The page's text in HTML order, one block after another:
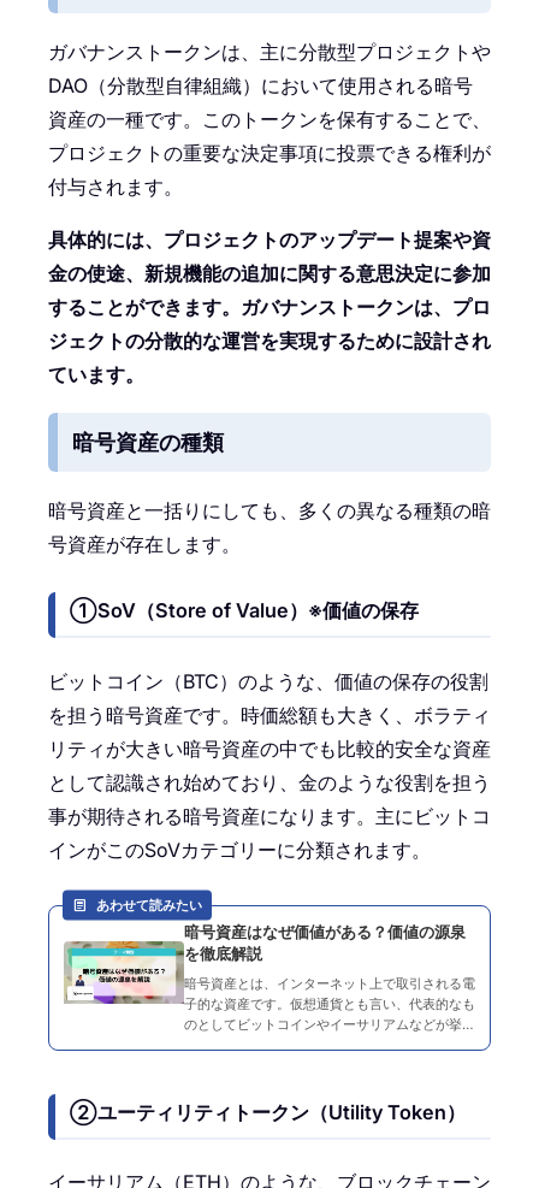
ガバナンストークンは、主に分散型プロジェクトや
DAO（分散型自律組織）において使用される暗号
資産の一種です。このトークンを保有することで、
プロジェクトの重要な決定事項に投票できる権利が
付与されます。
具体的には、プロジェクトのアップデート提案や資
金の使途、新規機能の追加に関する意思決定に参加
することができます。ガバナンストークンは、プロ
ジェクトの分散的な運営を実現するために設計され
ています。
暗号資産の種類
暗号資産と一括りにしても、多くの異なる種類の暗
号資産が存在します。
①SoV（Store of Value）※価値の保存
ビットコイン（BTC）のような、価値の保存の役割
を担う暗号資産です。時価総額も大きく、ボラティ
リティが大きい暗号資産の中でも比較的安全な資産
として認識され始めており、金のような役割を担う
事が期待される暗号資産になります。主にビットコ
インがこのSoVカテゴリーに分類されます。
あわせて読みたい
暗号資産はなぜ価値がある？価値の源泉
を徹底解説
暗号資産とは、インターネット上で取引される電
子的な資産です。仮想通貨とも言い、代表的なも
のとしてビットコインやイーサリアムなどが挙げ
②ユーティリティトークン（Utility Token）
イーサリアム（ETH）のような、ブロックチェーン